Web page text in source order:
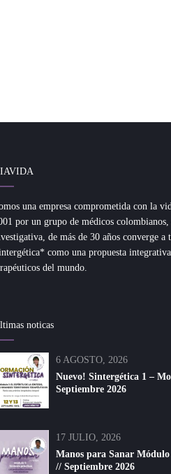
una empresa comprometida con la
por un grupo de médicos
de más de 30 años converge a
como una propuesta
del mundo.
noticas
6 AGOSTO, 2026
Nuevo! Sintergética 1 –
Septiembre 2026
17 JULIO, 2026
Manos para Sanar
// Septiembre 2026